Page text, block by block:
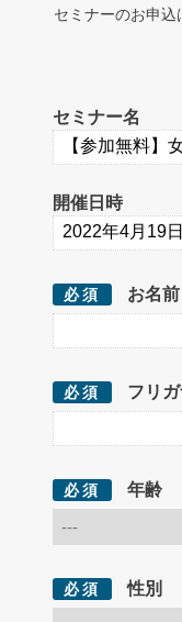
セミナーのお申
セミナー名
開催日時
必須 お名前
必須 フリ
必須 年齢
必須 性別